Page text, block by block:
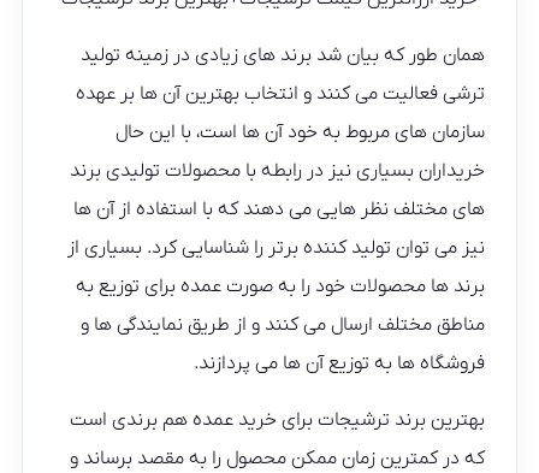
همان طور که بیان شد برند های زیادی در زمینه تولید
ترشی فعالیت می کنند و انتخاب بهترین آن ها بر عهده
سازمان های مربوط به خود آن ها است، با این حال
خریداران بسیاری نیز در رابطه با محصولات تولیدی برند
های مختلف نظر هایی می دهند که با استفاده از آن ها
نیز می توان تولید کننده برتر را شناسایی کرد. بسیاری از
برند ها محصولات خود را به صورت عمده برای توزیع به
مناطق مختلف ارسال می کنند و از طریق نمایندگی ها و
فروشگاه ها به توزیع آن ها می پردازند.
بهترین برند ترشیجات برای خرید عمده هم برندی است
که در کمترین زمان ممکن محصول را به مقصد برساند و